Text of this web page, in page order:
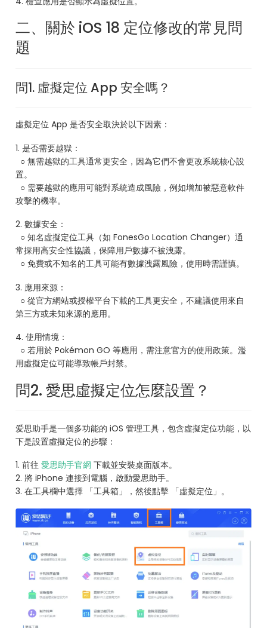
二、關於 iOS 18 定位修改的常見問
題
問1. 虛擬定位 App 安全嗎？
虛擬定位 App 是否安全取決於以下因素：
1. 是否需要越獄：
○ 無需越獄的工具通常更安全，因為它們不會更改系統核心設
置。
○ 需要越獄的應用可能對系統造成風險，例如增加被惡意軟件
攻擊的機率。
2. 數據安全：
○ 知名虛擬定位工具（如 FonesGo Location Changer）通
常採用高安全性協議，保障用戶數據不被洩露。
○ 免費或不知名的工具可能有數據洩露風險，使用時需謹慎。
3. 應用來源：
○ 從官方網站或授權平台下載的工具更安全，不建議使用來自
第三方或未知來源的應用。
4. 使用情境：
○ 若用於 Pokémon GO 等應用，需注意官方的使用政策。濫
用虛擬定位可能導致帳戶封禁。
問2. 愛思虛擬定位怎麼設置？
爱思助手是一個多功能的 iOS 管理工具，包含虛擬定位功能，以
下是設置虛擬定位的步驟：
1. 前往愛思助手官網 下載並安裝桌面版本。
2. 將 iPhone 連接到電腦，啟動愛思助手。
3. 在工具欄中選擇 「工具箱」，然後點擊 「虛擬定位」。